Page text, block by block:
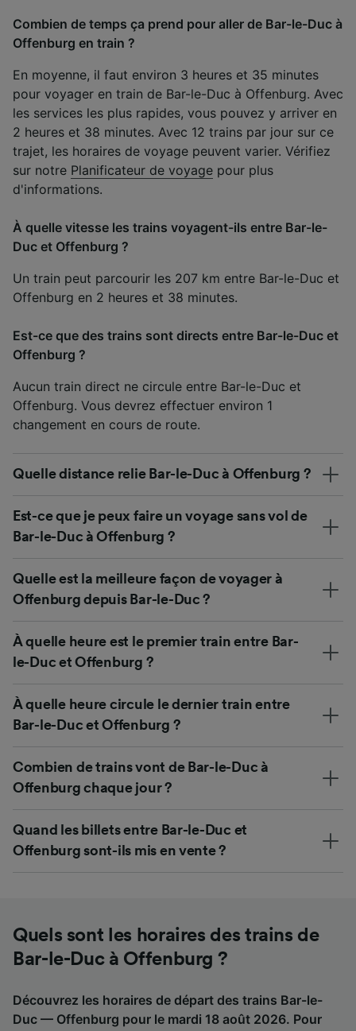
Combien de temps ça prend pour aller de Bar-le-Duc à
Offenburg en train ?
En moyenne, il faut environ 3 heures et 35 minutes
pour voyager en train de Bar-le-Duc à Offenburg. Avec
les services les plus rapides, vous pouvez y arriver en
2 heures et 38 minutes. Avec 12 trains par jour sur ce
trajet, les horaires de voyage peuvent varier. Vérifiez
sur notre Planificateur de voyage pour plus
d'informations.
À quelle vitesse les trains voyagent-ils entre Bar-le-
Duc et Offenburg ?
Un train peut parcourir les 207 km entre Bar-le-Duc et
Offenburg en 2 heures et 38 minutes.
Est-ce que des trains sont directs entre Bar-le-Duc et
Offenburg ?
Aucun train direct ne circule entre Bar-le-Duc et
Offenburg. Vous devrez effectuer environ 1
changement en cours de route.
Quelle distance relie Bar-le-Duc à Offenburg ?
Est-ce que je peux faire un voyage sans vol de
Bar-le-Duc à Offenburg ?
Quelle est la meilleure façon de voyager à
Offenburg depuis Bar-le-Duc ?
À quelle heure est le premier train entre Bar-
le-Duc et Offenburg ?
À quelle heure circule le dernier train entre
Bar-le-Duc et Offenburg ?
Combien de trains vont de Bar-le-Duc à
Offenburg chaque jour ?
Quand les billets entre Bar-le-Duc et
Offenburg sont-ils mis en vente ?
Quels sont les horaires des trains de
Bar-le-Duc à Offenburg ?
Découvrez les horaires de départ des trains Bar-le-
Duc — Offenburg pour le mardi 18 août 2026. Pour